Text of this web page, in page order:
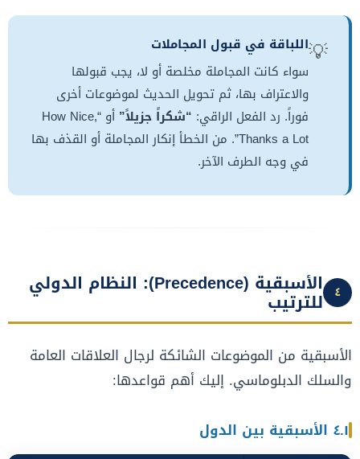
💡اللباقة في قبول المجاملات
سواء كانت المجاملة مخلصة أو لا، يجب قبولها
والاعتراف بها، ثم تحويل الحديث لموضوعات أخرى
فوراً. رد الفعل الراقي: “شكراً جزيلاً”
أو “How Nice,
Thanks a Lot”. من الخطأ إنكار المجاملة أو القذف بها
في وجه الطرف الآخر.
٤ الأسبقية (Precedence): النظام الدولي
للترتيب
الأسبقية من الموضوعات الشائكة لرجال العلاقات العامة
والسلك الدبلوماسي. إليك أهم قواعدها:
٤.١ الأسبقية بين الدول